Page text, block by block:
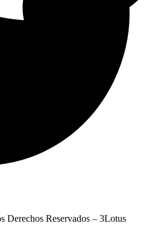
Derechos Reservados – 3Lotus